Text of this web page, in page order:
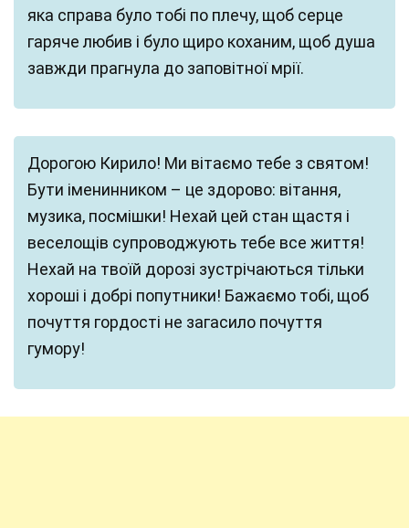
яка справа було тобі по плечу, щоб серце
гаряче любив і було щиро коханим, щоб душа
завжди прагнула до заповітної мрії.
Дорогою Кирило! Ми вітаємо тебе з святом!
Бути іменинником – це здорово: вітання,
музика, посмішки! Нехай цей стан щастя і
веселощів супроводжують тебе все життя!
Нехай на твоїй дорозі зустрічаються тільки
хороші і добрі попутники! Бажаємо тобі, щоб
почуття гордості не загасило почуття
гумору!